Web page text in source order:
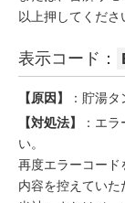
以上押してくださ
表示コード：
【原因】
：貯湯
【対処法】
：エ
い。
再度エラーコード
内容を控えていた